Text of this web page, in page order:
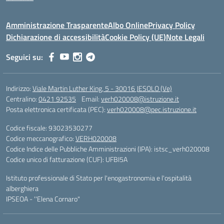
Amministrazione TrasparenteAlbo OnlinePrivacy Policy
Dichiarazione di accessibilitàCookie Policy (UE)Note Legali
Seguici su:
Indirizzo:Viale Martin Luther King, 5 - 30016 JESOLO (Ve)
Centralino:0421 92535 Email:verh020008@istruzione.it
Posta elettronica certificata (PEC):verh020008@pec.istruzione.it
Codice fiscale: 93023530277
Codice meccanografico:VERH020008
Codice Indice delle Pubbliche Amministrazioni (IPA): istsc_verh020008
Codice unico di fatturazione (CUF): UFBI5A
Istituto professionale di Stato per l'enogastronomia e l'ospitalità
alberghiera
IPSEOA - ''Elena Cornaro"